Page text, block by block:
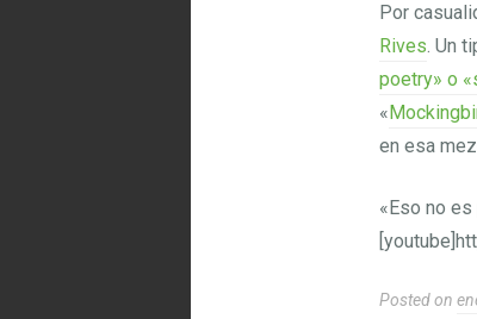
Por
Rives. Un
poetry» o
«
en esa
«Eso no
Posted on